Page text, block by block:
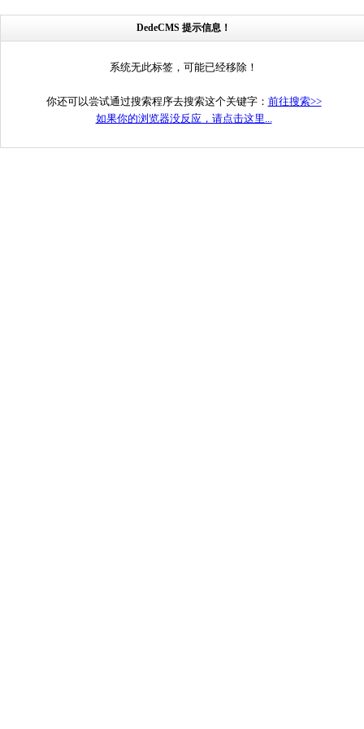
DedeCMS 提示信息！
系统无此标签，可能已经移除！
你还可以尝试通过搜索程序去搜索这个关键字： 前往搜索>>
如果你的浏览器没反应，请点击这里...